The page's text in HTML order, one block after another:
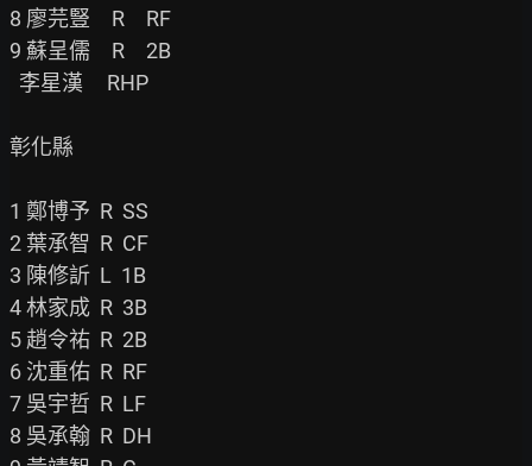
8 廖芫豎　R　RF
9 蘇呈儒　R　2B
彰化縣
1 鄭博予  R  SS
2 葉承智  R  CF
3 陳修訢  L  1B
4 林家成  R  3B
5 趙令祐  R  2B
6 沈重佑  R  RF
7 吳宇哲  R  LF
8 吳承翰  R  DH